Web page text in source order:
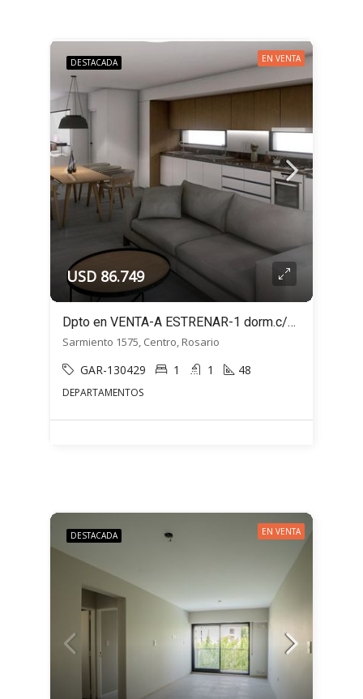
DESTACADA EN VENTA
USD 86.749
Dpto en VENTA-A ESTRENAR-1 dorm.c/balcón-MONET32-Sarmiento 1500, Centro, Rosario
Sarmiento 1575, Centro, Rosario
GAR-130429 1 1 48
DEPARTAMENTOS
DESTACADA EN VENTA